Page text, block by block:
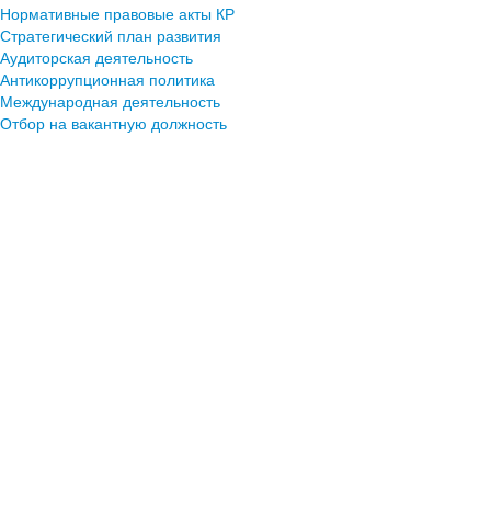
Нормативные правовые акты КР
Стратегический план развития
Аудиторская деятельность
Антикоррупционная политика
Международная деятельность
Отбор на вакантную должность